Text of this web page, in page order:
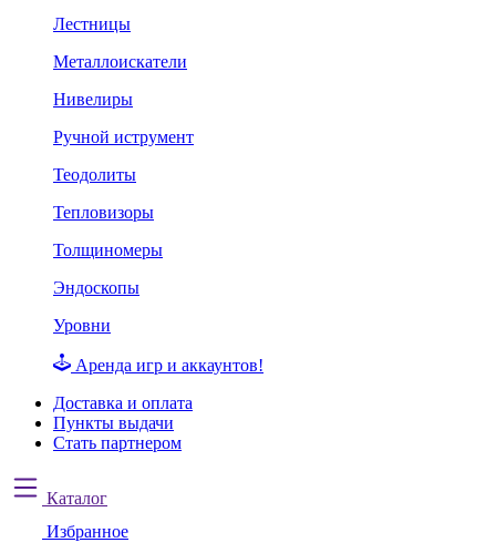
Лестницы
Металлоискатели
Нивелиры
Ручной иструмент
Теодолиты
Тепловизоры
Толщиномеры
Эндоскопы
Уровни
Аренда игр и аккаунтов!
Доставка и оплата
Пункты выдачи
Стать партнером
Каталог
Избранное